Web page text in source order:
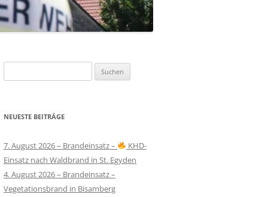
nach:
NEUESTE BEITRÄGE
7. August 2026 – Brandeinsatz –
KHD-
Einsatz nach Waldbrand in St. Egyden
4. August 2026 – Brandeinsatz –
Vegetationsbrand in Bisamberg